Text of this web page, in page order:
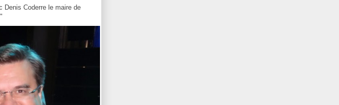
Denis Coderre le maire de